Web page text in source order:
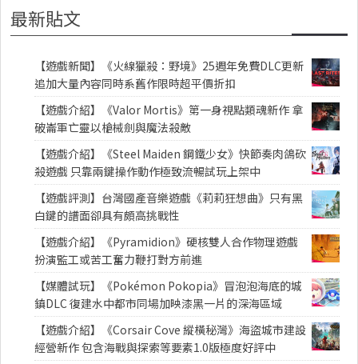
最新貼文
【遊戲新聞】《火線獵殺：野境》25週年免費DLC更新
追加大量內容同時系舊作限時超平價折扣
【遊戲介紹】《Valor Mortis》第一身視點類魂新作 拿
破崙軍亡靈以槍械劍與魔法殺敵
【遊戲介紹】《Steel Maiden 鋼鐵少女》快節奏肉鴿砍
殺遊戲 只靠兩鍵操作動作極致流暢試玩上架中
【遊戲評測】台灣國產音樂遊戲《莉莉狂想曲》只有黑
白鍵的譜面卻具有頗高挑戰性
【遊戲介紹】《Pyramidion》硬核雙人合作物理遊戲
扮演監工或苦工奮力鞭打對方前進
【媒體試玩】《Pokémon Pokopia》冒泡泡海底的城
鎮DLC 復建水中都市同場加映漆黑一片的深海區域
【遊戲介紹】《Corsair Cove 縱橫秘灣》海盜城市建設
經營新作 包含海戰與探索等要素1.0版極度好評中